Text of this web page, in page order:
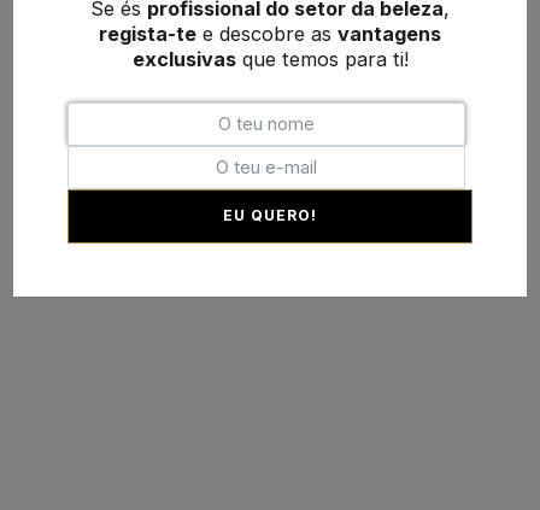
Se és profissional do setor da beleza,
regista-te e descobre as vantagens
exclusivasque temos para ti!
EU QUERO!